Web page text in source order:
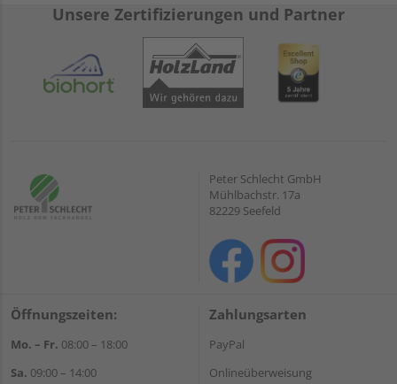
Unsere Zertifizierungen und Partner
Peter Schlecht GmbH
Mühlbachstr. 17a
82229 Seefeld
Öffnungszeiten:
Mo. – Fr. 08:00 – 18:00
Sa. 09:00 – 14:00
Zahlungsarten
PayPal
Onlineüberweisung